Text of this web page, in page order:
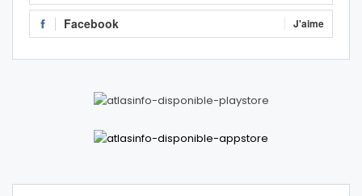
Facebook J'aime